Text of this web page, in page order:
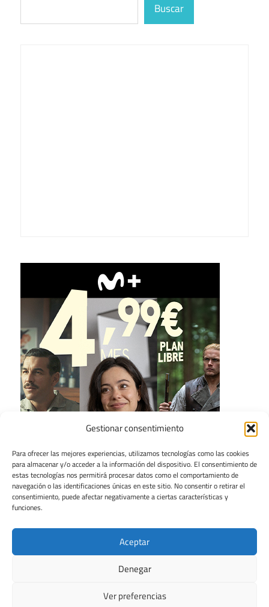
Gestionar consentimiento
Para ofrecer las mejores experiencias, utilizamos tecnologías como las cookies
para almacenar y/o acceder a la información del dispositivo. El consentimiento de
estas tecnologías nos permitirá procesar datos como el comportamiento de
navegación o las identificaciones únicas en este sitio. No consentir o retirar el
consentimiento, puede afectar negativamente a ciertas características y
funciones.
Aceptar
Denegar
Ver preferencias
Buscar